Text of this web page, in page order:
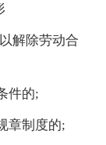
解除劳动合
件的;
章制度的;